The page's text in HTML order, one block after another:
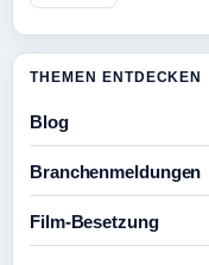
THEMEN ENTDECKEN
Blog
Branchenmeldungen
Film-Besetzung